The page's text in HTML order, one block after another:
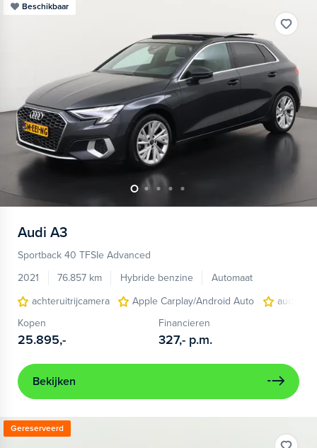
Beschikbaar
Audi A3
Sportback 40 TFSIe Advanced
2021
76.857 km Hybride benzine
Automaat
achteruitrijcamera
Apple Carplay/Android Auto
audio
Kopen
25.895,-
Financieren
327,- p.m.
Bekijken
Gereserveerd